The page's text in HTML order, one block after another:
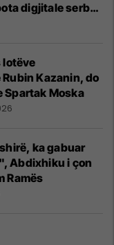
digjitale serbe
lotëve
Kazanin, do
Spartak Moska
ka gabuar
Abdixhiku i çon
Ramës